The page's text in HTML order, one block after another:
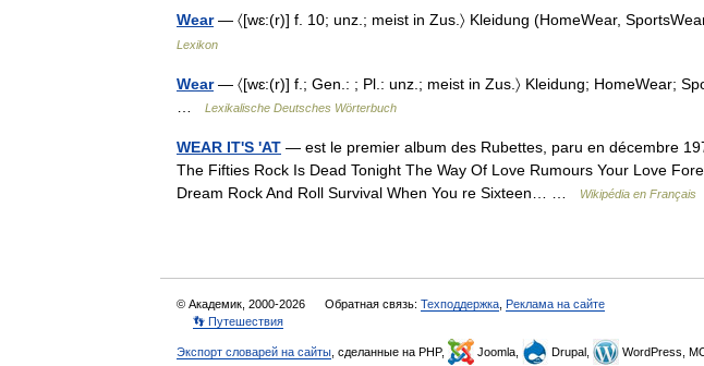
Wear— 〈[wɛ:(r)] f. 10; unz.; meist in Zus.〉 Kleidung (HomeWear,
Lexikon
Wear— 〈[wɛ:(r)] f.; Gen.: ; Pl.: unz.; meist in Zus.〉 Kleidung; HomeWear;
Lexikalische Deutsches Wörterbuch
WEAR IT'S 'AT — est le premier album des Rubettes, paru en décembre
The Fifties Rock Is Dead Tonight The Way Of Love Rumours Your Love
Dream Rock And Roll Survival When You re Sixteen… …
Wikipédia en Français
© Академик, 2000-2026 Обратная связь: Техподдержка Реклама на сайте
👣 Путешествия
Экспорт словарей на сайты , сделанные на PHP, Joomla, Drupal, WordPress,